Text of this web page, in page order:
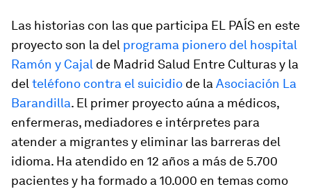
Las historias con las que participa EL PAÍS en este
proyecto son la del programa pionero del hospital
Ramón y Cajal de Madrid Salud Entre Culturas y la
del teléfono contra el suicidio de la Asociación La
Barandilla. El primer proyecto aúna a médicos,
enfermeras, mediadores e intérpretes para
atender a migrantes y eliminar las barreras del
idioma. Ha atendido en 12 años a más de 5.700
pacientes y ha formado a 10.000 en temas como